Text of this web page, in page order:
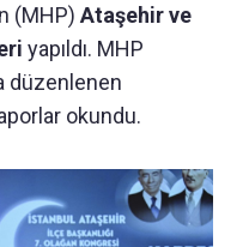
(MHP) Ataşehir ve
yapıldı. MHP
düzenlenen
okundu.